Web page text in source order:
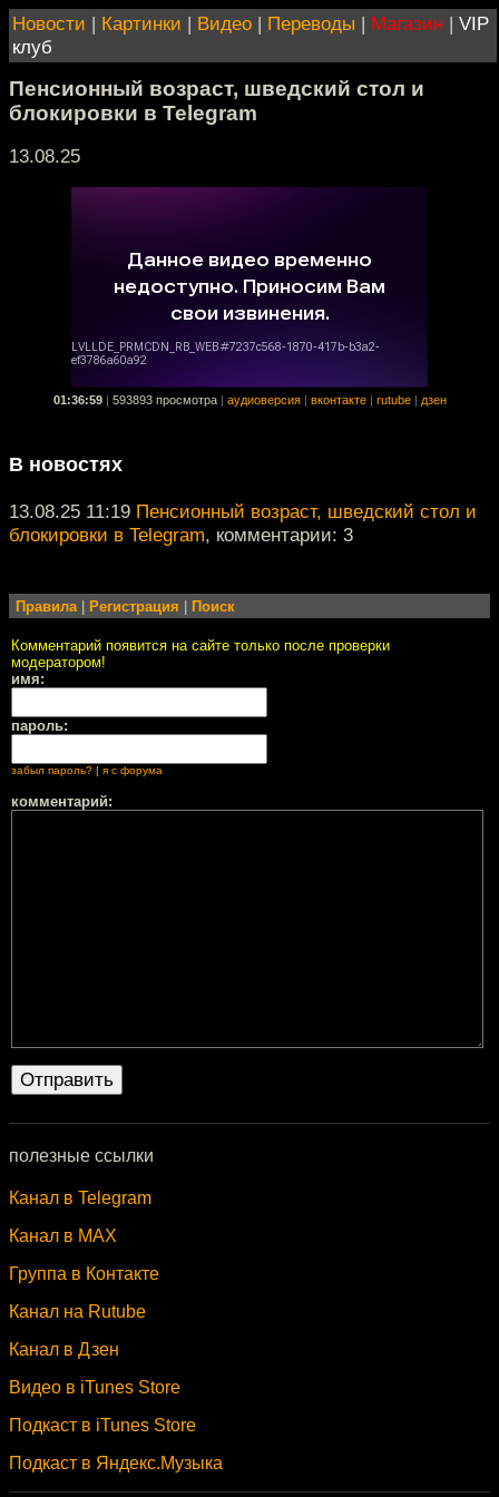
Новости | Картинки | Видео | Переводы | Магазин | VIP
клуб
Пенсионный возраст, шведский стол и
блокировки в Telegram
13.08.25
01:36:59 593893 просмотра аудиоверсия вконтакте rutube дзен
В новостях
13.08.25 11:19 Пенсионный возраст, шведский стол и
блокировки в Telegram, комментарии: 3
Правила| Регистрация Поиск
Комментарий появится на сайте только после проверки
модератором!
имя:
пароль:
забыл пароль? я с форума
комментарий:
полезные ссылки
Канал в Telegram
Канал в MAX
Группа в Контакте
Канал на Rutube
Канал в Дзен
Видео в iTunes Store
Подкаст в iTunes Store
Подкаст в Яндекс.Музыка